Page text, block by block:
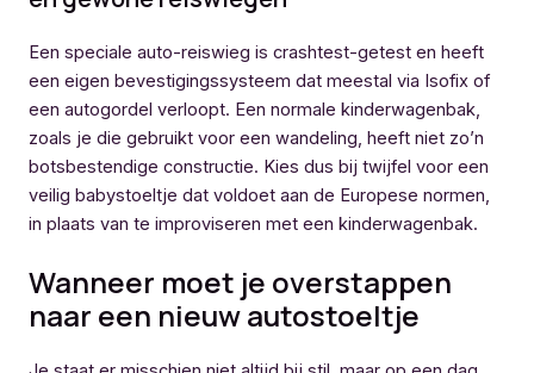
Een speciale auto-reiswieg is crashtest-getest en heeft
een eigen bevestigingssysteem dat meestal via Isofix of
een autogordel verloopt. Een normale kinderwagenbak,
zoals je die gebruikt voor een wandeling, heeft niet zo’n
botsbestendige constructie. Kies dus bij twijfel voor een
veilig babystoeltje dat voldoet aan de Europese normen,
in plaats van te improviseren met een kinderwagenbak.
Wanneer moet je overstappen
naar een nieuw autostoeltje